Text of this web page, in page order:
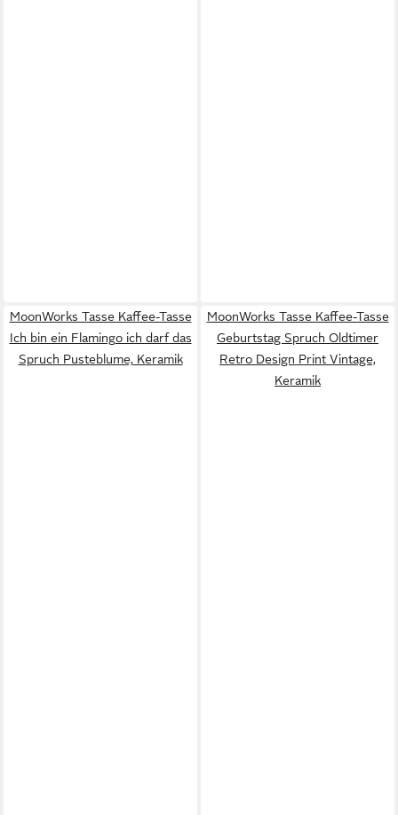
MoonWorks Tasse Kaffee-Tasse
Ich bin ein Flamingo ich darf das
Spruch Pusteblume, Keramik
MoonWorks Tasse Kaffee-Tasse
Geburtstag Spruch Oldtimer
Retro Design Print Vintage,
Keramik